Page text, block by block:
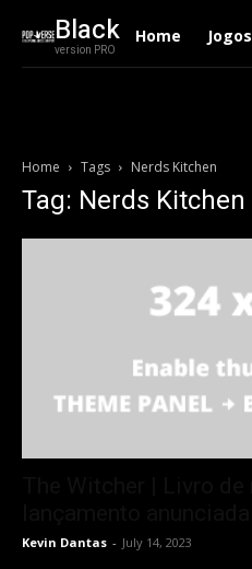
Black
version PRO
Home Jogos
Home Tags Nerds Kitchen
Tag: Nerds Kitchen
Kevin Dantas - July 14, 2023